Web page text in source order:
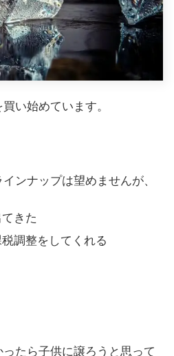
い始めています。
ンナップは望めませんが、
きた
調整をしてくれる
たら子供に譲ろうと思って